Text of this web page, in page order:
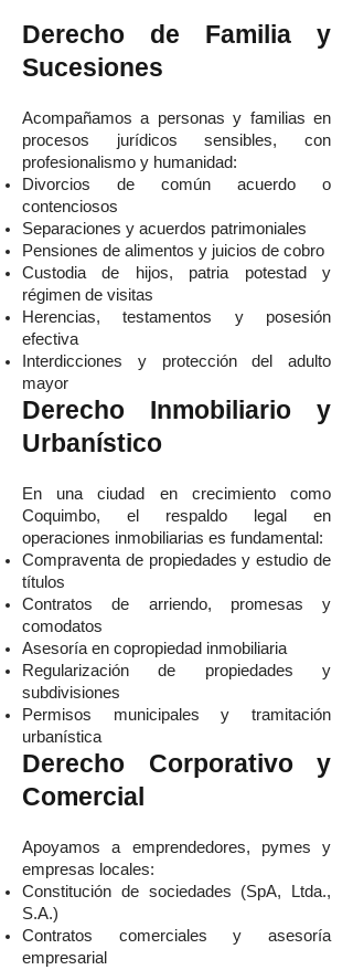
Derecho de Familia y
Sucesiones
Acompañamos a personas y familias en
procesos jurídicos sensibles, con
profesionalismo y humanidad:
Divorcios de común acuerdo o
contenciosos
Separaciones y acuerdos patrimoniales
Pensiones de alimentos y juicios de cobro
Custodia de hijos, patria potestad y
régimen de visitas
Herencias, testamentos y posesión
efectiva
Interdicciones y protección del adulto
mayor
Derecho Inmobiliario y
Urbanístico
En una ciudad en crecimiento como
Coquimbo, el respaldo legal en
operaciones inmobiliarias es fundamental:
Compraventa de propiedades y estudio de
títulos
Contratos de arriendo, promesas y
comodatos
Asesoría en copropiedad inmobiliaria
Regularización de propiedades y
subdivisiones
Permisos municipales y tramitación
urbanística
Derecho Corporativo y
Comercial
Apoyamos a emprendedores, pymes y
empresas locales:
Constitución de sociedades (SpA, Ltda.,
S.A.)
Contratos comerciales y asesoría
empresarial